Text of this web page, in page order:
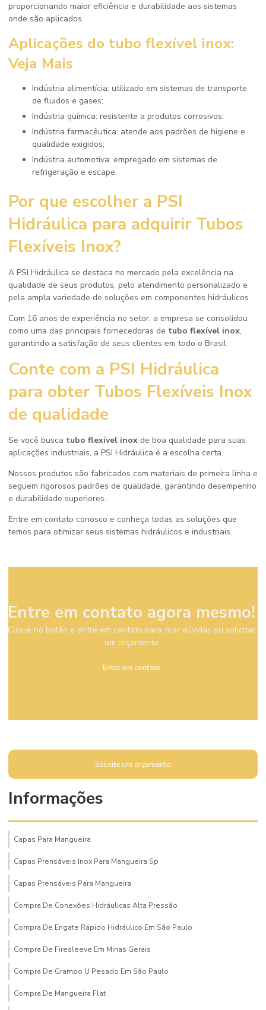
proporcionando maior eficiência e durabilidade aos sistemas
onde são aplicados.
Aplicações do tubo flexível inox:
Veja Mais
Indústria alimentícia: utilizado em sistemas de transporte
de fluidos e gases;
Indústria química: resistente a produtos corrosivos;
Indústria farmacêutica: atende aos padrões de higiene e
qualidade exigidos;
Indústria automotiva: empregado em sistemas de
refrigeração e escape.
Por que escolher a PSI
Hidráulica para adquirir Tubos
Flexíveis Inox?
A PSI Hidráulica se destaca no mercado pela excelência na
qualidade de seus produtos, pelo atendimento personalizado e
pela ampla variedade de soluções em componentes hidráulicos.
Com 16 anos de experiência no setor, a empresa se consolidou
como uma das principais fornecedoras de tubo flexível inox,
garantindo a satisfação de seus clientes em todo o Brasil.
Conte com a PSI Hidráulica
para obter Tubos Flexíveis Inox
de qualidade
Se você busca tubo flexível inox de boa qualidade para suas
aplicações industriais, a PSI Hidráulica é a escolha certa.
Nossos produtos são fabricados com materiais de primeira linha e
seguem rigorosos padrões de qualidade, garantindo desempenho
e durabilidade superiores.
Entre em contato conosco e conheça todas as soluções que
temos para otimizar seus sistemas hidráulicos e industriais.
Entre em contato agora mesmo!
Clique no botão e entre em contato para tirar dúvidas ou solicitar
um orçamento
Entre em contato
Solicite um orçamento
Informações
Capas Para Mangueira
Capas Prensáveis Inox Para Mangueira Sp
Capas Prensáveis Para Mangueira
Compra De Conexões Hidráulicas Alta Pressão
Compra De Engate Rápido Hidráulico Em São Paulo
Compra De Firesleeve Em Minas Gerais
Compra De Grampo U Pesado Em São Paulo
Compra De Mangueira Flat